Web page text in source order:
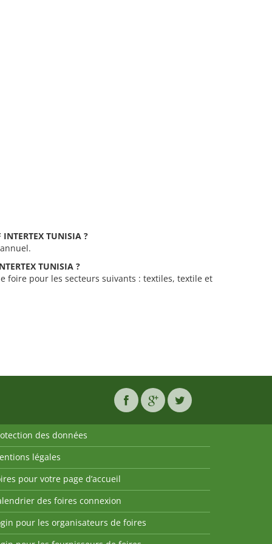
TUNISIA ?
annuel.
TUNISIA ?
foire pour les secteurs suivants : textiles, textile et
des données
légales
pour votre page d’accueil
des foires connexion
pour les organisateurs de foires